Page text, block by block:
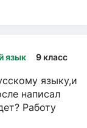
язык 9 класс
языку,и
написал
Работу